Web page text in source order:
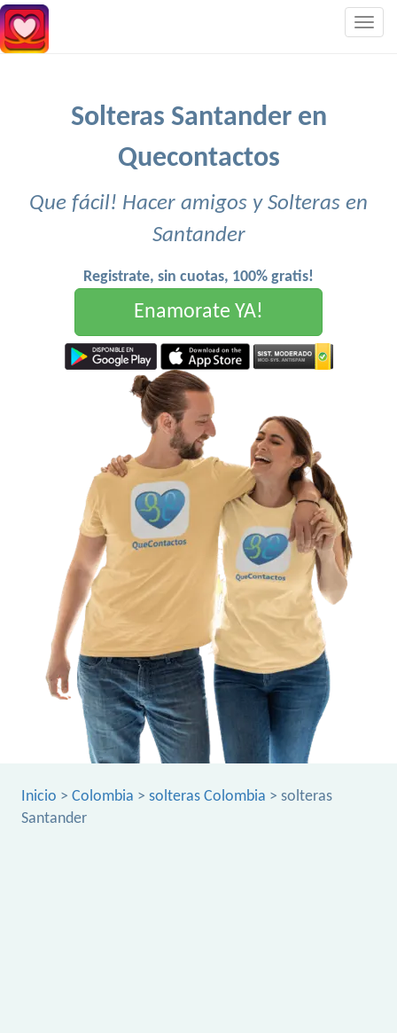
Solteras Santander en
Quecontactos
Que fácil! Hacer amigos y Solteras en
Santander
Registrate, sin cuotas, 100% gratis!
Enamorate YA!
Inicio > Colombia > solteras Colombia > solteras
Santander